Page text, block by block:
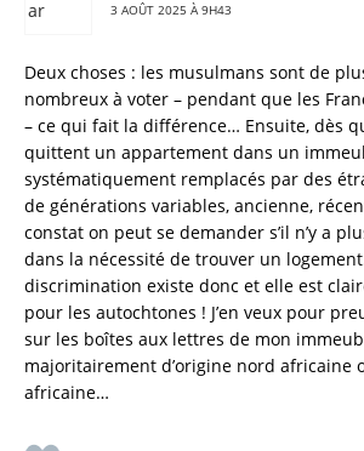
3 AOÛT 2025 À 9H43
Deux choses : les musulmans sont de
nombreux à voter – pendant que les
– ce qui fait la différence… Ensuite, dès
quittent un appartement dans un
systématiquement remplacés par des
de générations variables, ancienne,
constat on peut se demander s’il n’y a
dans la nécessité de trouver un
discrimination existe donc et elle est
pour les autochtones ! J’en veux pour
sur les boîtes aux lettres de mon
majoritairement d’origine nord africaine
africaine…